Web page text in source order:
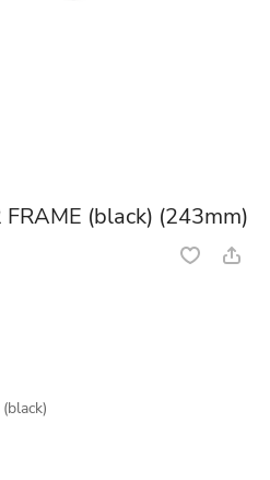
FRAME (black) (243mm)